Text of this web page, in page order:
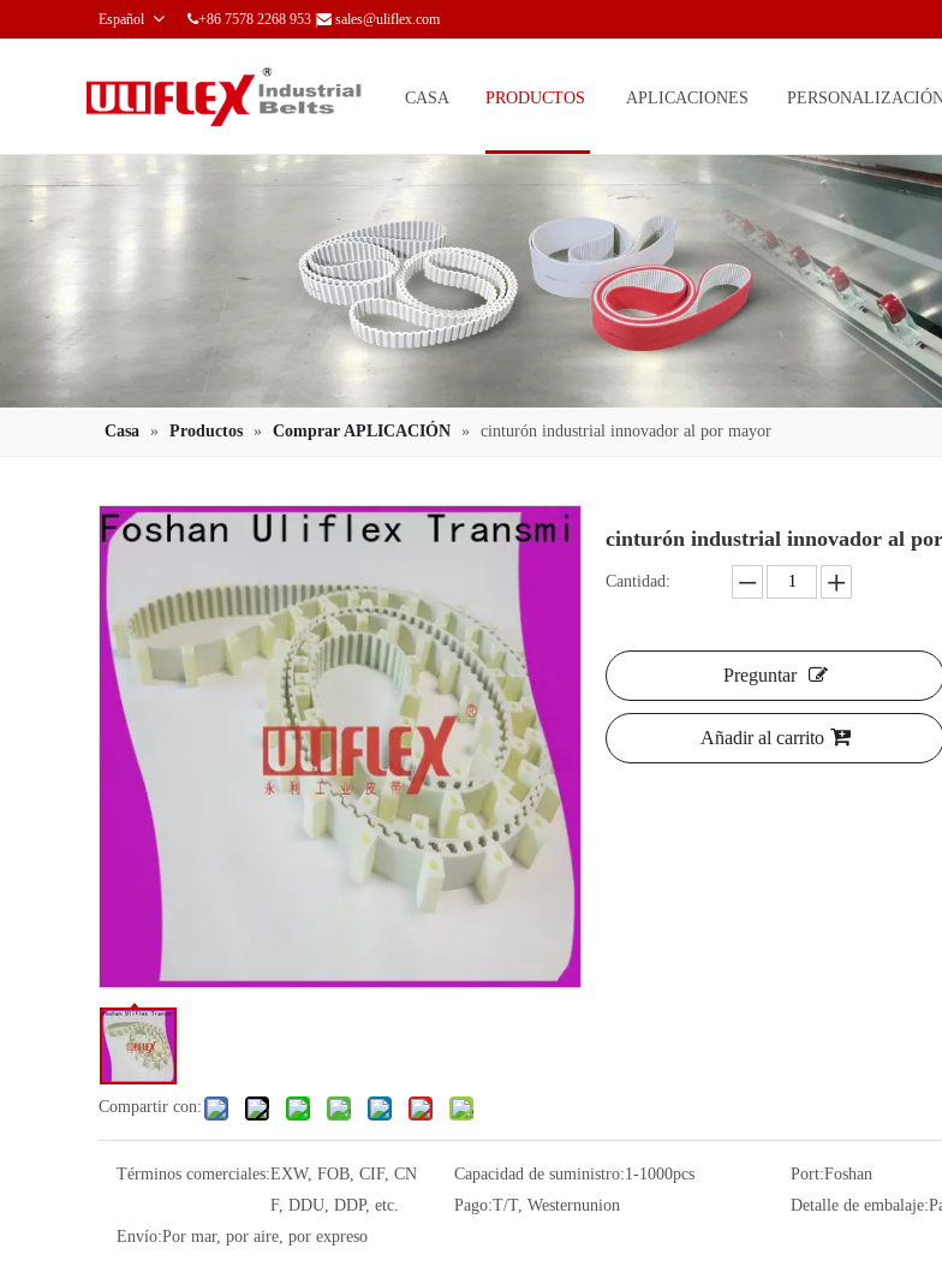
Español +86 7578 2268 953 |  sales@uliflex.com
CASA PRODUCTOS APLICACIONES
Casa » Productos » Comprar APLICACIÓN » cinturón industrial innovador al por mayor
Compartir con:
cinturón industrial innovador al
Cantidad:
Preguntar
Añadir al carrito
Términos comerciales:EXW, FOB, CIF, CN
F, DDU, DDP, etc.
Capacidad de suministro:1-1000pcs Port:Foshan
Pago:T/T, Westernunion Detalle de embalaje:
Envío:Por mar, por aire, por expreso